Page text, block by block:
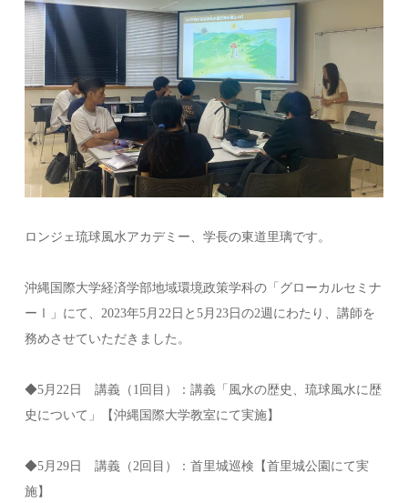
ロンジェ琉球風水アカデミー、学長の東道里璃です。
沖縄国際大学経済学部地域環境政策学科の「グローカルセミナ
ーⅠ」にて、2023年5月22日と5月23日の2週にわたり、講師を
務めさせていただきました。
◆5月22日 講義（1回目）：講義「風水の歴史、琉球風水に歴
史について」【沖縄国際大学教室にて実施】
◆5月29日 講義（2回目）：首里城巡検【首里城公園にて実
施】